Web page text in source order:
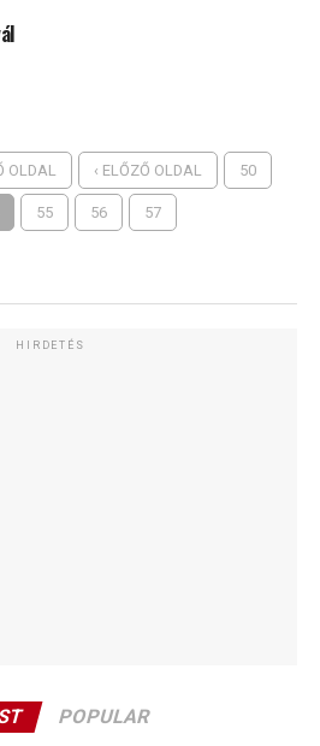
OLDAL ‹ ELŐZŐ OLDAL 50
55 56 57
HIRDETÉS
POPULAR